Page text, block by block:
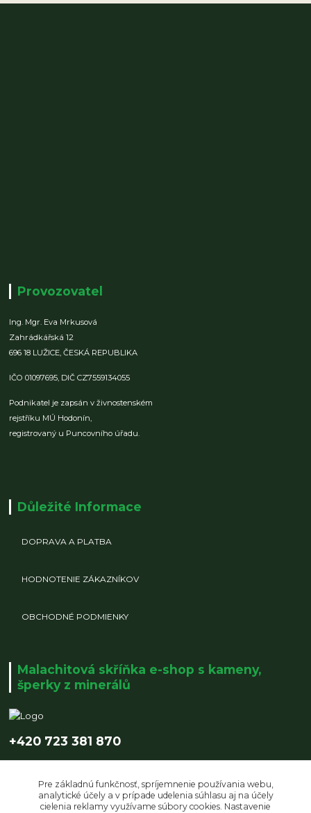
Provozovatel
Ing. Mgr. Eva Mrkusová
Zahrádkářská 12
696 18 LUŽICE,ČESKÁ REPUBLIKA
IČO 01097695, DIČ CZ7559134055
Podnikatel je zapsán v živnostenském
rejstříku MÚ Hodonín,
registrovaný u Puncovního úřadu.
Důležité Informace
DOPRAVA A PLATBA
HODNOTENIE ZÁKAZNÍKOV
OBCHODNÉ PODMIENKY
Malachitová skříňka e-shop s kameny,
šperky z minerálů
+420 723 381 870
Pre základnú funkčnosť, spríjemnenie používania webu,
analytické účely a v prípade udelenia súhlasu aj na účely
cielenia reklamy využívame súbory cookies. Nastavenie